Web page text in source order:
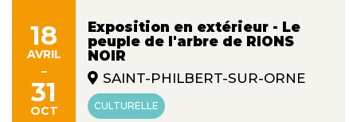
18
AVRIL
-
31
OCT
Exposition en extérieur - Le
peuple de l'arbre de RIONS
NOIR
SAINT-PHILBERT-SUR-ORNE
CULTURELLE